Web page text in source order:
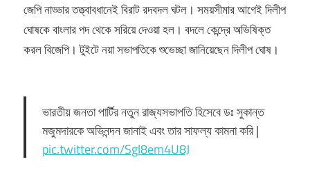
জেপি নাড্ডার তত্ত্বাবধানেই বিরাট রদবদল ঘটল। সময়সীমার আগেই দিলীপ
ঘোষকে বাংলার পদ থেকে সরিয়ে দেওয়া হল। বদলে কেন্দ্রে অভিষিক্ত
করল বিজেপি। টুইটে নয়া সভাপতিকে শুভেচ্ছা জানিয়েছেন দিলীপ ঘোষ।
ভারতীয় জনতা পার্টির নতুন রাজ্যসভাপতি হিসেবে ডঃ সুকান্ত
মজুমদারকে অভিনন্দন জানাই এবং তার সাফল্য কামনা করি |
pic.twitter.com/Sgl8em4U8J